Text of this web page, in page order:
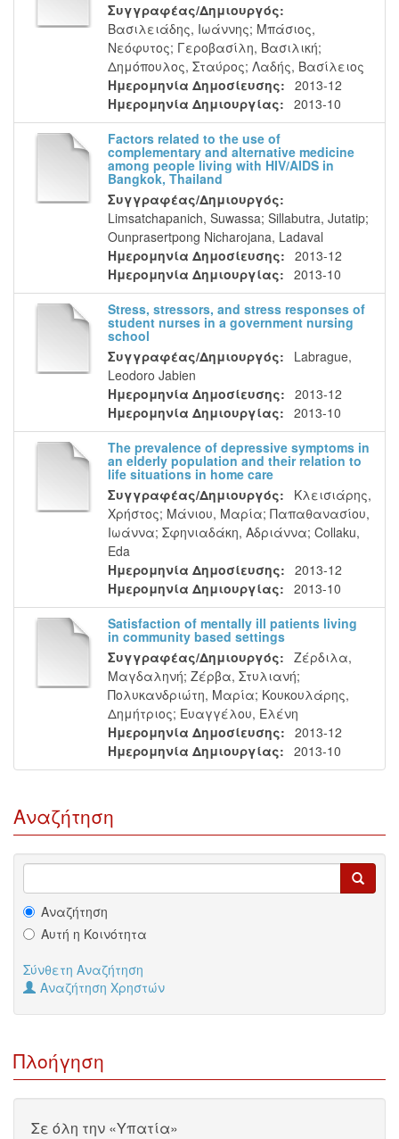
Συγγραφέας/Δημιουργός:
Βασιλειάδης, Ιωάννης; Μπάσιος,
Νεόφυτος; Γεροβασίλη, Βασιλική;
Δημόπουλος, Σταύρος; Λαδής, Βασίλειος
Ημερομηνία Δημοσίευσης: 2013-12
Ημερομηνία Δημιουργίας: 2013-10
Factors related to the use of
complementary and alternative medicine
among people living with HIV/AIDS in
Bangkok, Thailand
Συγγραφέας/Δημιουργός:
Limsatchapanich, Suwassa; Sillabutra, Jutatip;
Ounprasertpong Nicharojana, Ladaval
Ημερομηνία Δημοσίευσης: 2013-12
Ημερομηνία Δημιουργίας: 2013-10
Stress, stressors, and stress responses of
student nurses in a government nursing
school
Συγγραφέας/Δημιουργός:
Labrague,
Leodoro Jabien
Ημερομηνία Δημοσίευσης: 2013-12
Ημερομηνία Δημιουργίας: 2013-10
The prevalence of depressive symptoms in
an elderly population and their relation to
life situations in home care
Συγγραφέας/Δημιουργός:
Κλεισιάρης,
Χρήστος; Μάνιου, Μαρία; Παπαθανασίου,
Ιωάννα; Σφηνιαδάκη, Αδριάννα; Collaku,
Eda
Ημερομηνία Δημοσίευσης: 2013-12
Ημερομηνία Δημιουργίας: 2013-10
Satisfaction of mentally ill patients living
in community based settings
Συγγραφέας/Δημιουργός: Ζέρδιλα,
Μαγδαληνή; Ζέρβα, Στυλιανή;
Πολυκανδριώτη, Μαρία; Κουκουλάρης,
Δημήτριος; Ευαγγέλου, Ελένη
Ημερομηνία Δημοσίευσης: 2013-12
Ημερομηνία Δημιουργίας: 2013-10
Αναζήτηση
Αναζήτηση
Αυτή η Κοινότητα
Σύνθετη Αναζήτηση
Αναζήτηση Χρηστών
Πλοήγηση
Σε όλη την «Υπατία»